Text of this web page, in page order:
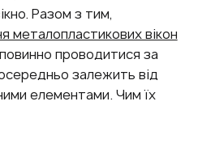
Разом з тим,
металопластикових вікон
проводитися за
залежить від
елементами. Чим їх